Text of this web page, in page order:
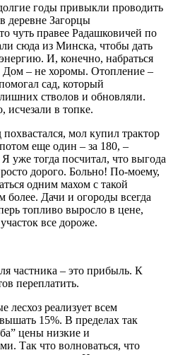
годы привыкли проводить
деревне Загорцы
чуть правее Радашковичей по
сюда из Минска, чтобы дать
И, конечно, набраться
Дом – не хоромы. Отопление –
сад, который
стволов и обновляли.
в топке.
мол купил трактор
еще один – за 180, –
уже тогда посчитал, что выгода
дорого. Больно! По-моему,
одним махом с такой
Дачи и огороды всегда
топливо выросло в цене,
все дороже.
частника – это прибыль. К
переплатить.
лесхоз реализует всем
15%. В пределах так
цены низкие и
Так что волноваться, что